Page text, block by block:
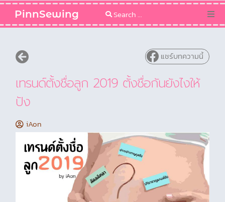
PinnSewing
Sewing Pattern
แชร์บทความนี้
เทรนด์ตั้งชื่อลูก 2019 ตั้งชื่อกันยังไงให้
ปัง
iAon